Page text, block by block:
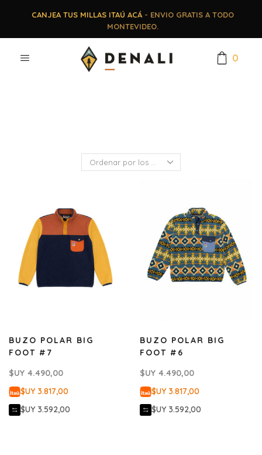
CANJEA TUS MILLAS ITAÚ ACÁ- ENVIO GRATIS A TODO
MONTEVIDEO.
0
BUZO POLAR BIG
FOOT #7
$UY 4.490,00
$UY 3.817,00
$UY 3.592,00
BUZO POLAR BIG
FOOT #6
$UY 4.490,00
$UY 3.817,00
$UY 3.592,00